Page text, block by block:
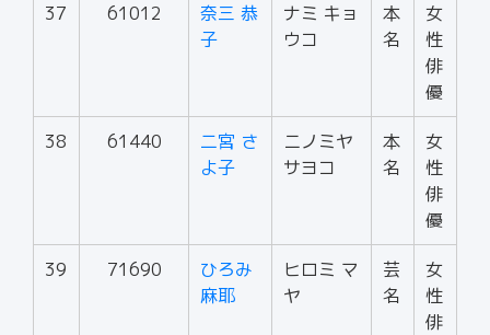
37 61012
奈三 恭
子
ナミ キョ
ウコ
本
名
女
性
俳
優
38 61440
二宮 さ
よ子
ニノミヤ
サヨコ
本
名
女
性
俳
優
39 71690
ひろみ
麻耶
ヒロミ マ
ヤ
芸
名
女
性
俳